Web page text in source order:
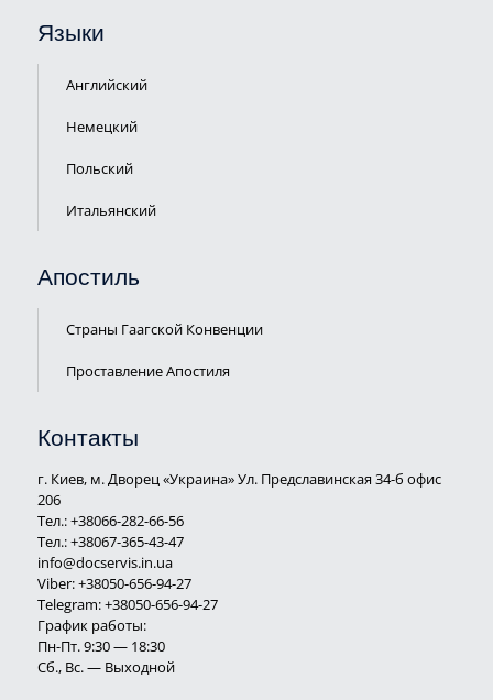
Языки
Английский
Немецкий
Польский
Итальянский
Апостиль
Страны Гаагской Конвенции
Проставление Апостиля
Контакты
г. Киев, м. Дворец «Украина» Ул. Предславинская 34-б офис
206
Тел.:+38066-282-66-56
Тел.:+38067-365-43-47
info@docservis.in.ua
Viber: +38050-656-94-27
Telegram: +38050-656-94-27
График работы:
Пн-Пт. 9:30 — 18:30
Сб., Вс. — Выходной
ВАМ?